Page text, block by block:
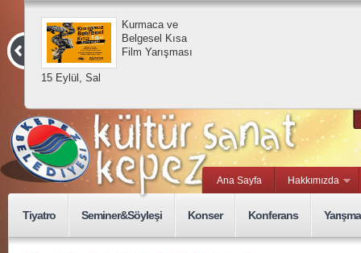
15 Eylül, Sal
Kurmaca ve
Belgesel Kısa
Film Yarışması
Ana Sayfa Hakkımızda
Tiyatro Seminer&Söyleşi Konser Konferans Yarışma